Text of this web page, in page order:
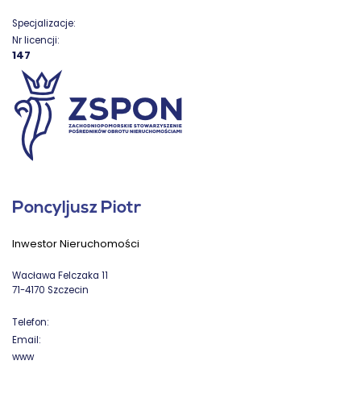
Specjalizacje:
Nr licencji:
147
Poncyljusz Piotr
Inwestor Nieruchomości
Wacława Felczaka 11
71-4170 Szczecin
Telefon:
Email:
www